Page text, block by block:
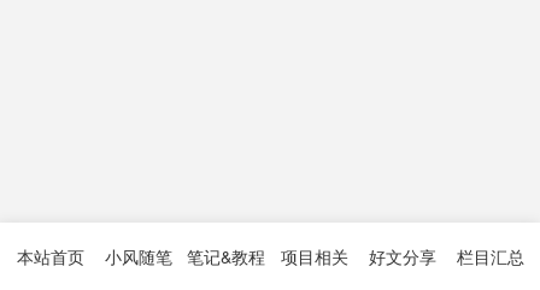
本站首页 小风随笔 笔记&教程 项目相关 好文分享 栏目汇总